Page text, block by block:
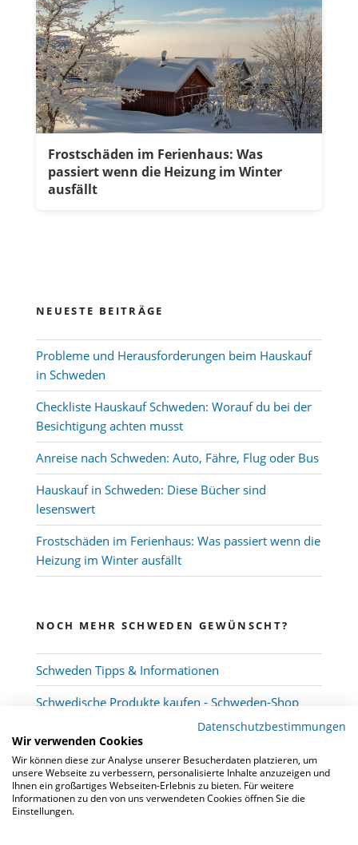
Frostschäden im Ferienhaus: Was
passiert wenn die Heizung im Winter
ausfällt
NEUESTE BEITRÄGE
Probleme und Herausforderungen beim Hauskauf
in Schweden
Checkliste Hauskauf Schweden: Worauf du bei der
Besichtigung achten musst
Anreise nach Schweden: Auto, Fähre, Flug oder Bus
Hauskauf in Schweden: Diese Bücher sind
lesenswert
Frostschäden im Ferienhaus: Was passiert wenn die
Heizung im Winter ausfällt
NOCH MEHR SCHWEDEN GEWÜNSCHT?
Schweden Tipps & Informationen
Schwedische Produkte kaufen - Schweden-Shop
Datenschutzbestimmungen
Wir verwenden Cookies
Wir können diese zur Analyse unserer Besucherdaten platzieren, um
unsere Webseite zu verbessern, personalisierte Inhalte anzuzeigen und
Ihnen ein großartiges Webseiten-Erlebnis zu bieten. Für weitere
Informationen zu den von uns verwendeten Cookies öffnen Sie die
Einstellungen.